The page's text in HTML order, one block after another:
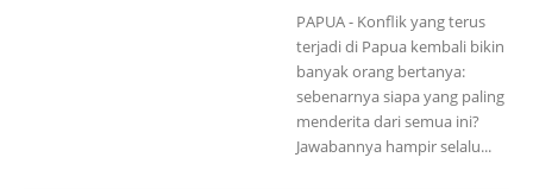
PAPUA - Konflik yang terus
terjadi di Papua kembali bikin
banyak orang bertanya:
sebenarnya siapa yang paling
menderita dari semua ini?
Jawabannya hampir selalu...